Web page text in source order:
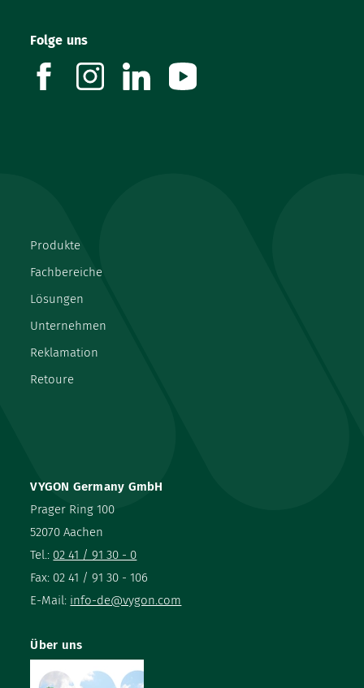
VYGON Germany GmbH
Prager Ring 100
52070 Aachen
Tel.: 02 41 / 91 30 - 0
Fax: 02 41 / 91 30 - 106
E-Mail: info-de@vygon.com
Produkte
Fachbereiche
Lösungen
Unternehmen
Reklamation
Retoure
Über uns
Folge uns